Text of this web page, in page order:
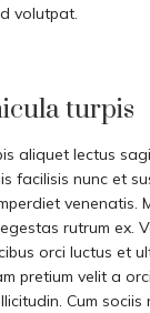
volutpat.
turpis
aliquet lectus
facilisis nunc et
venenatis.
rutrum ex.
orci luctus et
pretium velit a
Cum